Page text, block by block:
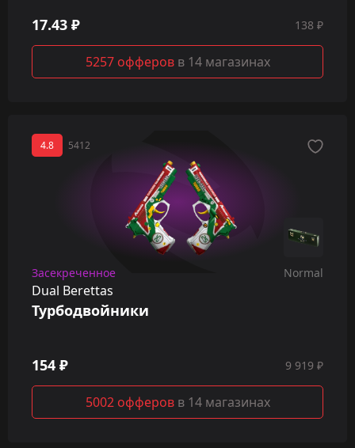
17.43 ₽ 138 ₽
5257 офферов в 14 магазинах
4.8 5412
Засекреченное Normal
Dual Berettas
Турбодвойники
154 ₽ 9 919 ₽
5002 офферов в 14 магазинах